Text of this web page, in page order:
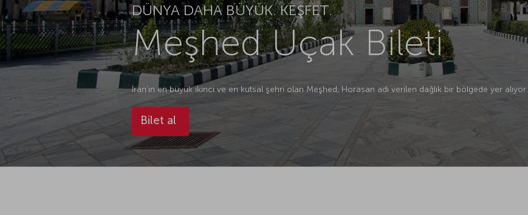
DÜNYA DAHA BÜYÜK. KEŞFET.
Meşhed Uçak Bileti
İran’ın en büyük ikinci ve en kutsal şehri olan Meşhed, Horasan adı verilen dağlık bir bölgede yer alıyor.
Bilet al